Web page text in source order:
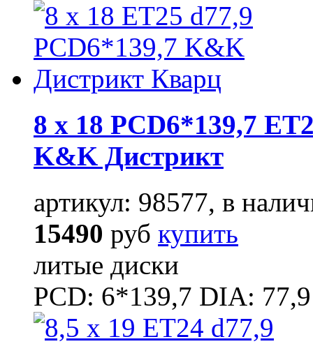
8 x 18 PCD6*139,7
K&K Дистрикт
артикул: 98577, в
15490 руб купить
литые диски
PCD: 6*139,7 DIA: 77,9